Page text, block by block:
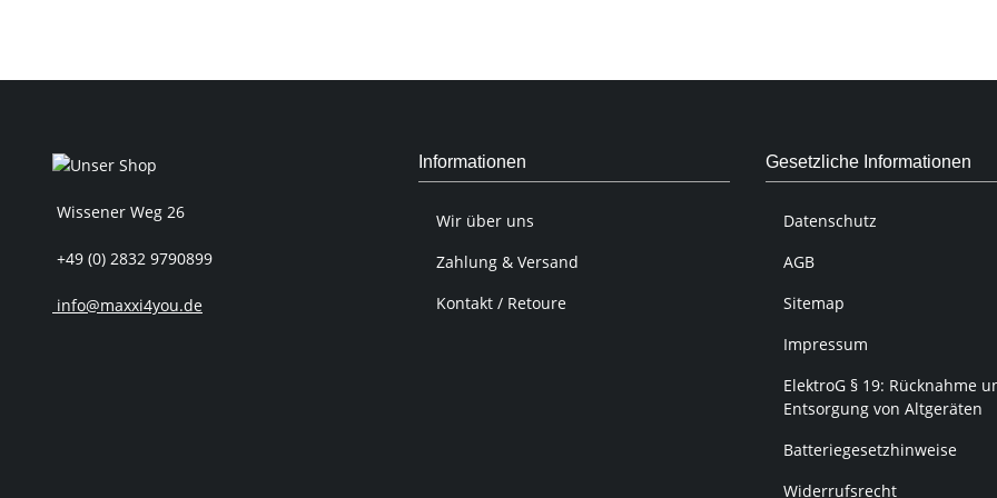
Wissener Weg 26
+49 (0) 2832 9790899
info@maxxi4you.de
Informationen
Wir über uns
Zahlung & Versand
Kontakt / Retoure
Gesetzliche Informationen
Datenschutz
AGB
Sitemap
Impressum
ElektroG § 19: Rücknahme
Entsorgung von Altgeräten
Batteriegesetzhinweise
Widerrufsrecht